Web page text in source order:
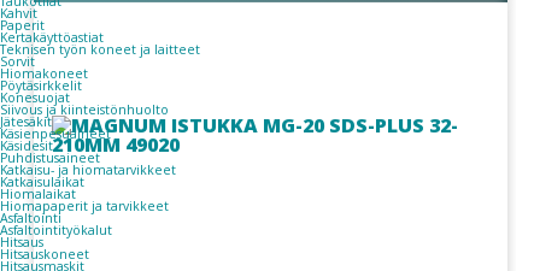
Kahvit
Paperit
Kertakäyttöastiat
Teknisen työn koneet ja laitteet
Sorvit
Hiomakoneet
Pöytäsirkkelit
Konesuojat
Siivous ja kiinteistönhuolto
Jätesäkit
Käsienpesuaineet
Käsidesit
Puhdistusaineet
Katkaisu- ja hiomatarvikkeet
Katkaisulaikat
Hiomalaikat
Hiomapaperit ja tarvikkeet
Asfaltointi
Asfaltointityökalut
Hitsaus
Hitsauskoneet
Hitsausmaskit